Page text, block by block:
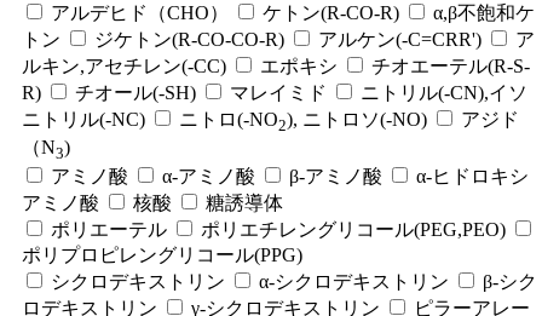
アルデヒド（CHO）
ケトン(R-CO-R)
α,β不飽和ケ
トン
ジケトン(R-CO-CO-R) アルケン(-C=CRR')
ア
ルキン,アセチレン(-CC)
エポキシ
チオエーテル(R-S-
R)
チオール(-SH) マレイミド
ニトリル(-CN),イソ
ニトリル(-NC)
ニトロ(-NO2), ニトロソ(-NO)
アジド
（N3)
アミノ酸
α-アミノ酸 β-アミノ酸
α-ヒドロキシ
アミノ酸
核酸
糖誘導体
ポリエーテル
ポリエチレングリコール(PEG,PEO)
ポリプロピレングリコール(PPG)
シクロデキストリン
α-シクロデキストリン
β-シク
ロデキストリン
γ-シクロデキストリン ピラーアレー